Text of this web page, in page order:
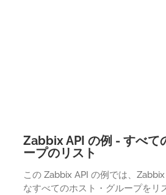
Zabbix API の例 - すべて
ープのリスト
この Zabbix API の例では、
なすべてのホスト・グループをリ